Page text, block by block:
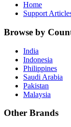
Home
Support
Browse by
India
Indonesia
Philippines
Saudi Arabia
Pakistan
Malaysia
Other Brands